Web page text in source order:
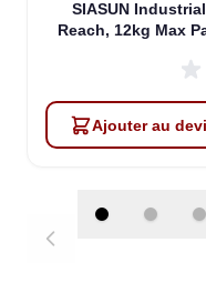
SIASUN
Reach, 12kg Max
Ajouter au